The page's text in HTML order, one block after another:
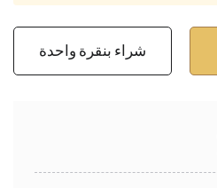
شراء بنقرة واحدة